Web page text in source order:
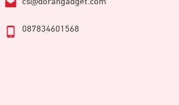
087834601568